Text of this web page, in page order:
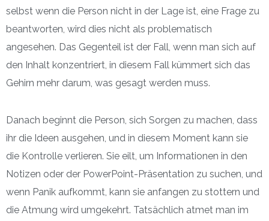
selbst wenn die Person nicht in der Lage ist, eine Frage zu
beantworten, wird dies nicht als problematisch
angesehen. Das Gegenteil ist der Fall, wenn man sich auf
den Inhalt konzentriert, in diesem Fall kümmert sich das
Gehirn mehr darum, was gesagt werden muss.
Danach beginnt die Person, sich Sorgen zu machen, dass
ihr die Ideen ausgehen, und in diesem Moment kann sie
die Kontrolle verlieren. Sie eilt, um Informationen in den
Notizen oder der PowerPoint-Präsentation zu suchen, und
wenn Panik aufkommt, kann sie anfangen zu stottern und
die Atmung wird umgekehrt. Tatsächlich atmet man im